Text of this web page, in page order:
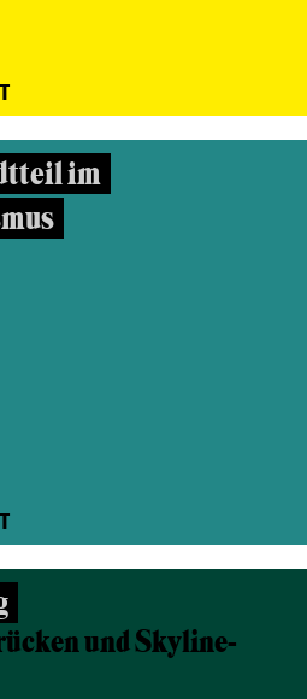
im
und Skyline-